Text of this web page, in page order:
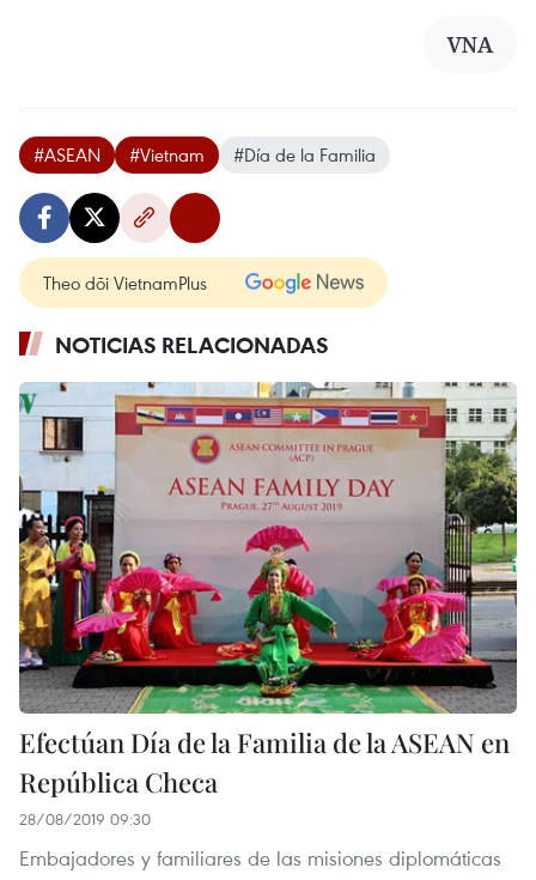
VNA
#ASEAN #Vietnam #Día de la Familia
Theo dõi VietnamPlus
NOTICIAS RELACIONADAS
Efectúan Día de la Familia de la ASEAN en
República Checa
28/08/2019 09:30
Embajadores y familiares de las misiones diplomáticas